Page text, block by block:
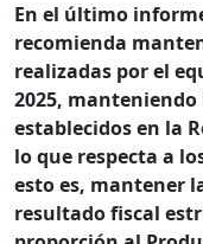
En el último
recomienda
realizadas por el
2025,
establecidos en la
lo que respecta a
esto es, mantener
resultado fiscal